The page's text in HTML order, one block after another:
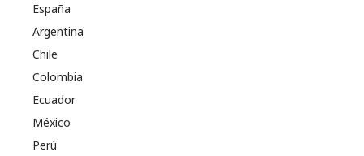
España
Argentina
Chile
Colombia
Ecuador
México
Perú